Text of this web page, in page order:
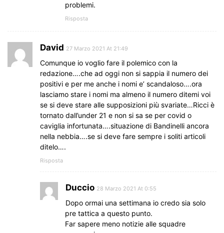
problemi.
Risposta
David 27 Marzo 2021 At 21:49
Comunque io voglio fare il polemico con la
redazione….che ad oggi non si sappia il numero dei
positivi e per me anche i nomi e’ scandaloso….ora
lasciamo stare i nomi ma almeno il numero ditemi voi
se si deve stare alle supposizioni più svariate…Ricci è
tornato dall’under 21 e non si sa se per covid o
caviglia infortunata….situazione di Bandinelli ancora
nella nebbia….se si deve fare sempre i soliti articoli
ditelo….
Risposta
Duccio 28 Marzo 2021 At 0:55
Dopo ormai una settimana io credo sia solo
pre tattica a questo punto.
Far sapere meno notizie alle squadre